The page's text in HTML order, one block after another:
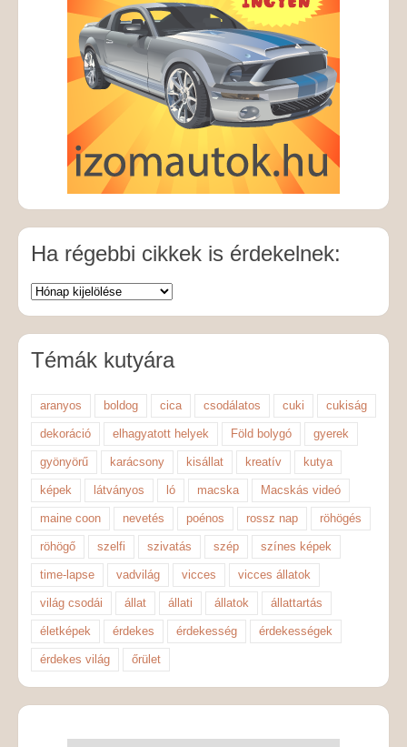
Ha régebbi cikkek is érdekelnek:
Témák kutyára
aranyos boldog cica csodálatos cuki cukiság
dekoráció elhagyatott helyek Föld bolygó gyerek
gyönyörű karácsony kisállat kreatív kutya
képek látványos ló macska Macskás videó
maine coon nevetés poénos rossz nap röhögés
röhögő szelfi szivatás szép színes képek
time-lapse vadvilág vicces vicces állatok
világ csodái állat állati állatok állattartás
életképek érdekes érdekesség érdekességek
érdekes világ őrület